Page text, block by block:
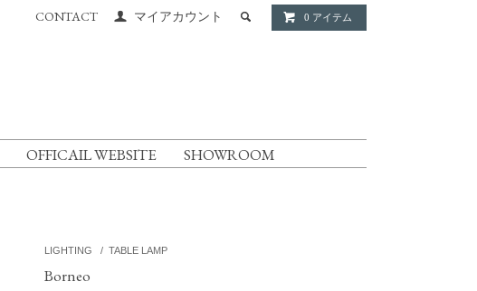
CONTACT マイアカウント 0 アイテム
OFFICAIL WEBSITE SHOWROOM
LIGHTING / TABLE LAMP
Borneo